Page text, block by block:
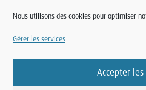
Nous utilisons des cookies pour optimiser
Gérer les services
Accepter
© 2025 L.I.T. AG · Otto-